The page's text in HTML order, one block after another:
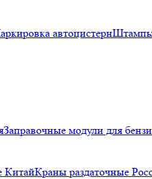
автоцистерн
Заправочные модули для
КитайКраны раздаточные